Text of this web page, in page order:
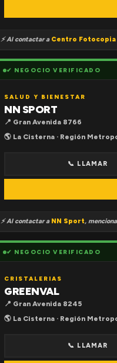
⚡ Al contactar a Centro Fotocopia
✔ NEGOCIO VERIFICADO
SALUD Y BIENESTAR
NN SPORT
📍 Gran Avenida 8766
🌎 La Cisterna · Región
📞 LLAMAR
⚡ Al contactar a NN Sport, menciona
✔ NEGOCIO VERIFICADO
CRISTALERIAS
GREENVAL
📍 Gran Avenida 8245
🌎 La Cisterna · Región
📞 LLAMAR